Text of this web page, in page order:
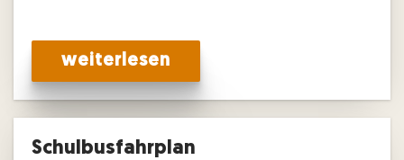
weiterlesen
Schulbusfahrplan